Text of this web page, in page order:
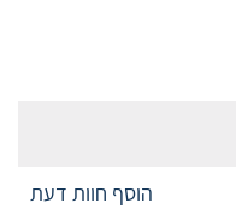
הוסף חוות דעת